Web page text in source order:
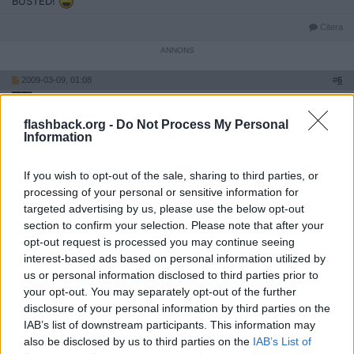
flashback.org - Do Not Process My Personal
Information
If you wish to opt-out of the sale, sharing to third parties, or
processing of your personal or sensitive information for
targeted advertising by us, please use the below opt-out
section to confirm your selection. Please note that after your
opt-out request is processed you may continue seeing
interest-based ads based on personal information utilized by
us or personal information disclosed to third parties prior to
your opt-out. You may separately opt-out of the further
disclosure of your personal information by third parties on the
IAB’s list of downstream participants. This information may
also be disclosed by us to third parties on the IAB’s List of
Citera
2009-03-09, 01:08 #6
Reg: Mar 2008
Sköna idealister.
De kommer tyvärr få en läskigt brutal uppvaknande när de inser
förberett denne.
2009-03-09, 01:13
Bob Lunta
Citat:
Ursprungligen postat avBiffenEk
Sköna idealister.
De kommer tyvärr få en läskigt brutal uppvaknande när de
inser att de har avskärmat barnet ifrån världen snarae än att
ha förberett denne.